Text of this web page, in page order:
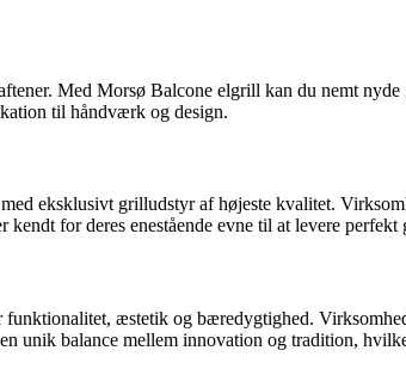
Med Morsø Balcone elgrill kan du nemt
til håndværk og design.
eksklusivt grilludstyr af højeste kvalitet.
for deres enestående evne til at levere
æstetik og bæredygtighed.
unik balance mellem innovation og tradition,